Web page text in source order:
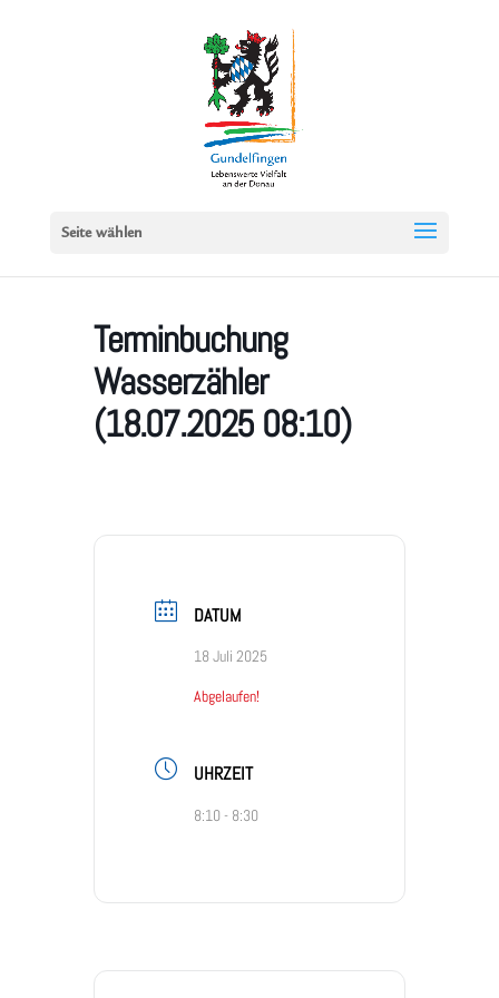
Seite wählen
Terminbuchung
Wasserzähler
(18.07.2025 08:10)
DATUM
18 Juli 2025
Abgelaufen!
UHRZEIT
8:10 - 8:30